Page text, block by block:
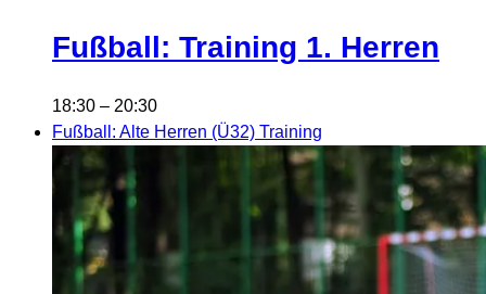
Fußball: Training 1. Herren
18:30 – 20:30
Fußball: Alte Herren (Ü32) Training